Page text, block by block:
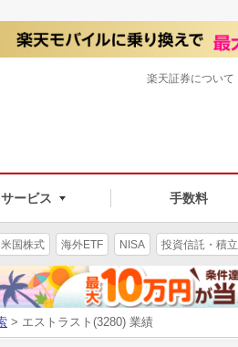
サービス 手数料
楽天証券について
米国株式 海外ETF NISA 投資信託・積立
> エストラスト(3280) 業績